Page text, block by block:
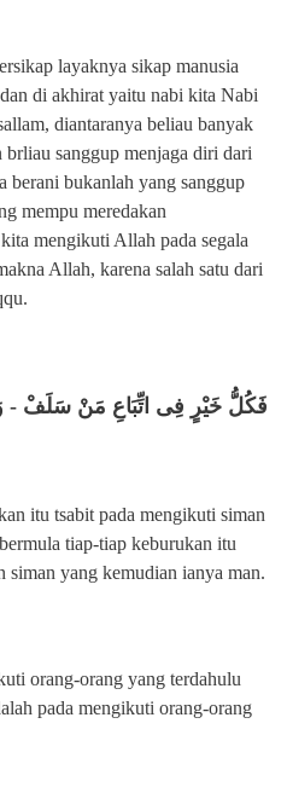
layaknya sikap manusia
di akhirat yaitu nabi kita Nabi
diantaranya beliau banyak
brliau sanggup menjaga diri dari
berani bukanlah yang sanggup
mempu meredakan
mengikuti Allah pada segala
Allah, karena salah satu dari
فَكُلُّ خَيْرٍ فِى اتِّبَاعِ مَنْ سَلَفْ
itu tsabit pada mengikuti siman
tiap-tiap keburukan itu
siman yang kemudian ianya man.
orang-orang yang terdahulu
pada mengikuti orang-orang